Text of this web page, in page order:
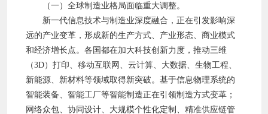
（一）全球制造业格局面临重大调整。
新一代信息技术与制造业深度融合，正在引发影响深
远的产业变革，形成新的生产方式、产业形态、商业模式
和经济增长点。各国都在加大科技创新力度，推动三维
（3D）打印、移动互联网、云计算、大数据、生物工程、
新能源、新材料等领域取得新突破。基于信息物理系统的
智能装备、智能工厂等智能制造正在引领制造方式变革；
网络众包、协同设计、大规模个性化定制、精准供应链管